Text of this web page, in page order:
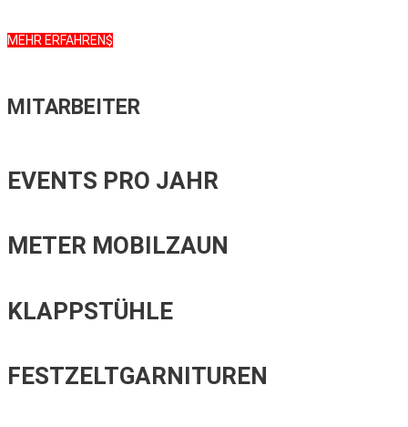
MEHR ERFAHREN
MITARBEITER
EVENTS PRO JAHR
METER MOBILZAUN
KLAPPSTÜHLE
FESTZELTGARNITUREN